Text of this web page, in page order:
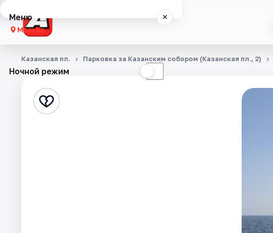
Меню ×
Москва
Концерты
Города
Площадки
Ночной режим ☾
Казанская пл. Парковка за Казанским собором (Казанская пл., 2)